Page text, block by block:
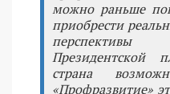
можно раньше
приобрести
Президентской
страна
«Профразвитие»